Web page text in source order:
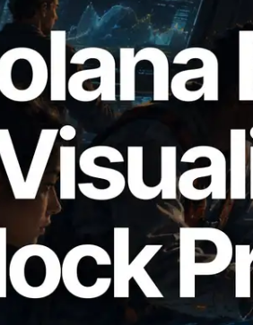
ने Solana Block
— प्रति-slot ब्लॉक
वैलिडेटर का